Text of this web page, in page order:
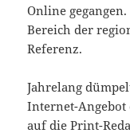
Online
Bereich der
Referenz.
Jahrelang
Internet-Angebot
auf die Print-